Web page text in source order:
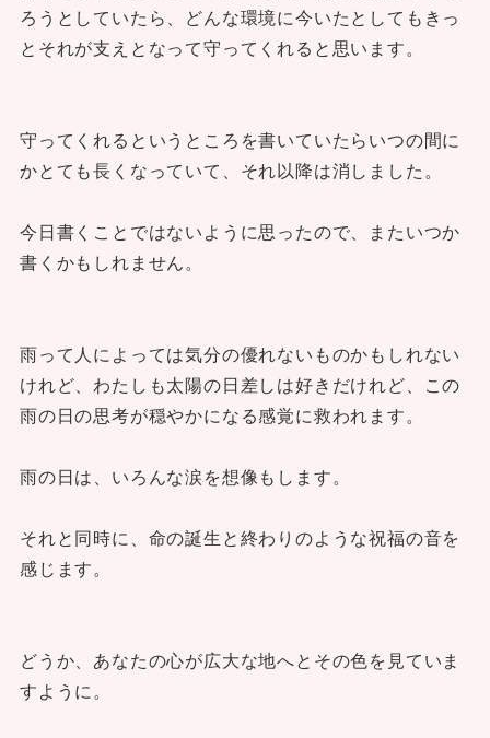
ろうとしていたら、どんな環境に今いたとしてもきっ
とそれが支えとなって守ってくれると思います。
守ってくれるというところを書いていたらいつの間に
かとても長くなっていて、それ以降は消しました。
今日書くことではないように思ったので、またいつか
書くかもしれません。
雨って人によっては気分の優れないものかもしれない
けれど、わたしも太陽の日差しは好きだけれど、この
雨の日の思考が穏やかになる感覚に救われます。
雨の日は、いろんな涙を想像もします。
それと同時に、命の誕生と終わりのような祝福の音を
感じます。
どうか、あなたの心が広大な地へとその色を見ていま
すように。